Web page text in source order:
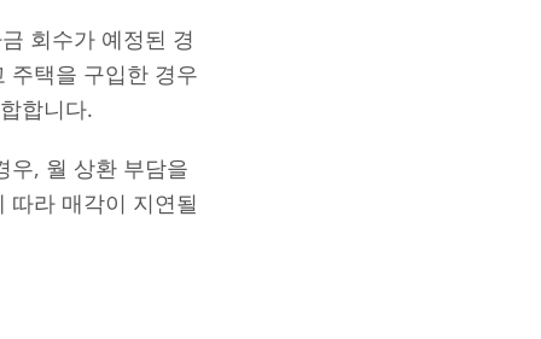
회수가 예정된 경
주택을 구입한 경우
합니다.
우, 월 상환 부담을
따라 매각이 지연될